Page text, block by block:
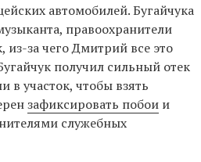
автомобилей. Бугайчука
правоохранители
за чего Дмитрий все это
получил сильный отек
в участок, чтобы взять
зафиксировать побоии
служебных